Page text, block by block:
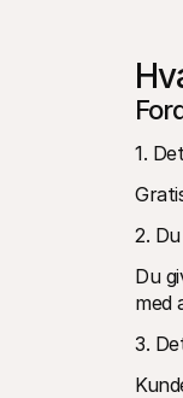
1.
2.
Du
med
3.